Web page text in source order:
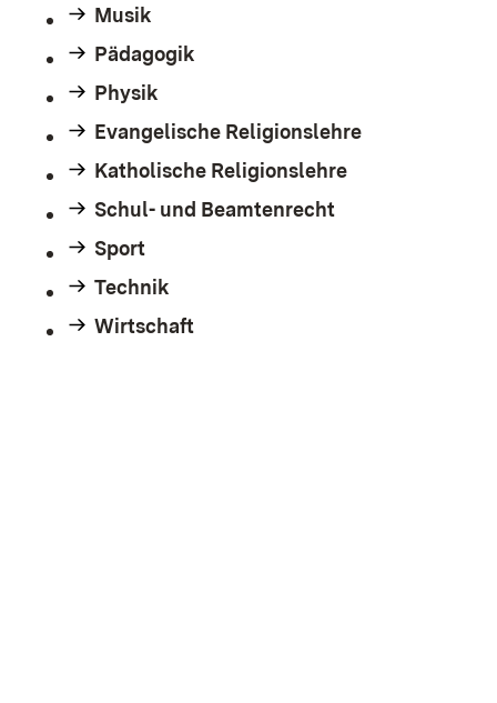
Musik
Pädagogik
Physik
Evangelische Religionslehre
Katholische Religionslehre
Schul- und Beamtenrecht
Sport
Technik
Wirtschaft